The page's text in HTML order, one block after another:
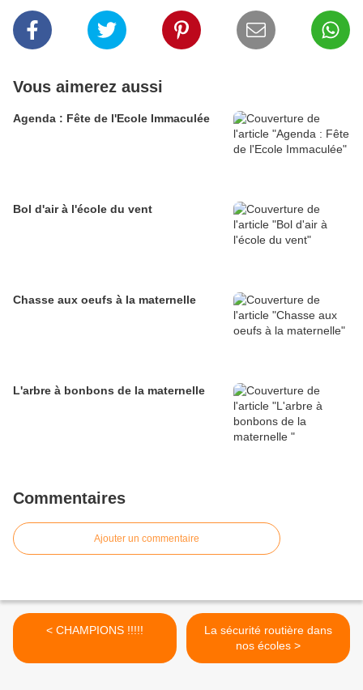
Vous aimerez aussi
Agenda : Fête de l'Ecole Immaculée
Bol d'air à l'école du vent
Chasse aux oeufs à la maternelle
L'arbre à bonbons de la maternelle
Commentaires
Ajouter un commentaire
< CHAMPIONS !!!!!
La sécurité routière dans
nos écoles >